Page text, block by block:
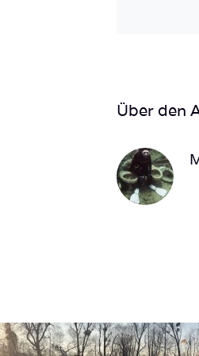
Über den